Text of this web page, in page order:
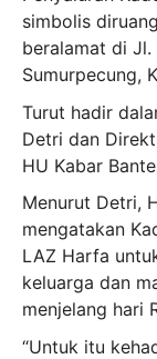
simbolis
beralamat di Jl.
Sumurpecung,
Turut hadir
Detri dan
HU Kabar
Menurut Detri,
mengatakan
LAZ Harfa
keluarga dan
menjelang hari
“Untuk itu